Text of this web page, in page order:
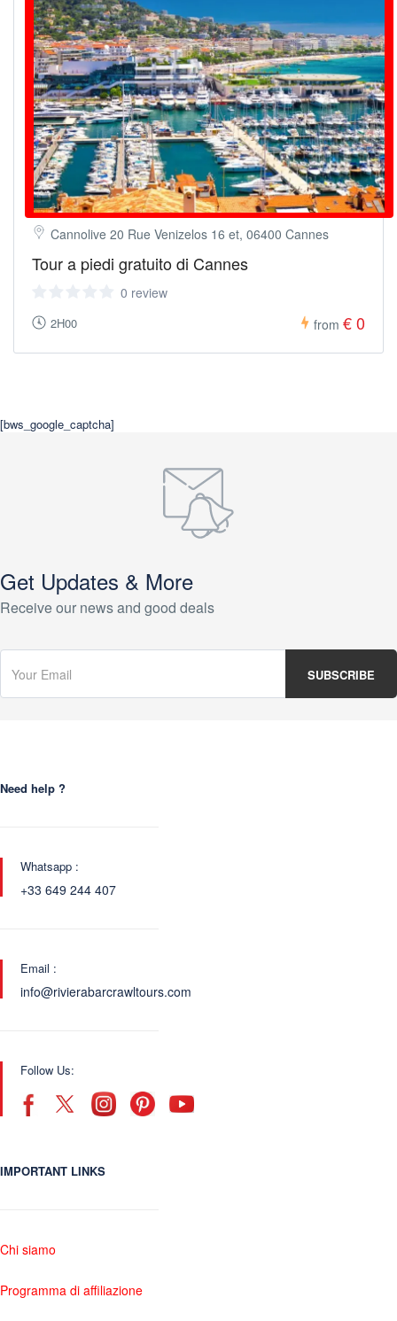
Cannolive 20 Rue Venizelos 16 et, 06400 Cannes
Tour a piedi gratuito di Cannes
0 review
2H00 from € 0
[bws_google_captcha]
Get Updates & More
Receive our news and good deals
Need help ?
Whatsapp :
+33 649 244 407
Email :
info@rivierabarcrawltours.com
Follow Us:
IMPORTANT LINKS
Chi siamo
Programma di affiliazione